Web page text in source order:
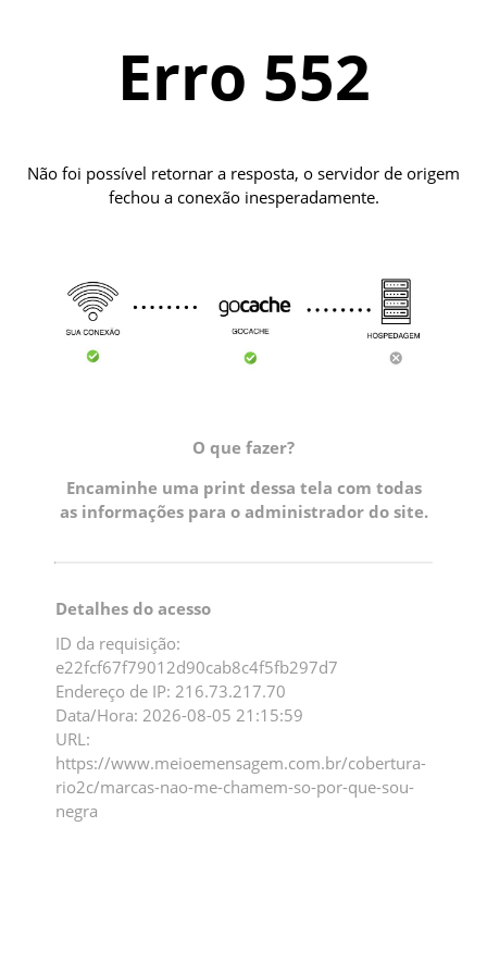
Erro 552
Não foi possível retornar a resposta, o servidor de origem
fechou a conexão inesperadamente.
O que fazer?
Encaminhe uma print dessa tela com todas
as informações para o administrador do site.
Detalhes do acesso
ID da requisição:
e22fcf67f79012d90cab8c4f5fb297d7
Endereço de IP: 216.73.217.70
Data/Hora: 2026-08-05 21:15:59
URL:
https://www.meioemensagem.com.br/cobertura-
rio2c/marcas-nao-me-chamem-so-por-que-sou-
negra